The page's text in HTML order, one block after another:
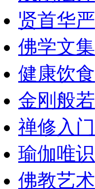
贤首华严
佛学文集
健康饮食
金刚般若
禅修入门
瑜伽唯识
佛教艺术